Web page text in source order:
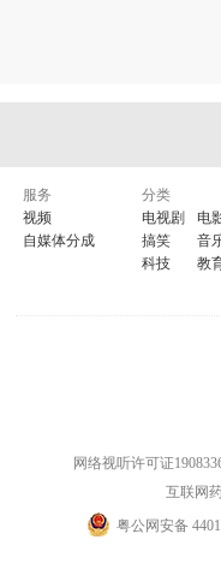
服务
视频
自媒体分成
分类
电视剧
电
搞笑
音
科技
教
网络视听许可证
互联网
粤公网安备